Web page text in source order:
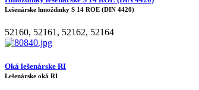
Lešenárske hmoždinky S 14 ROE (DIN 4420)
52160, 52161, 52162, 52164
Oká lešenárske RI
Lešenárske oká RI